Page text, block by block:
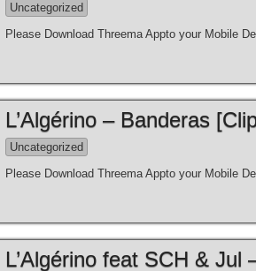
Uncategorized
Please Download Threema Appto your Mobile
L’Algérino – Banderas
Uncategorized
Please Download Threema Appto your Mobile
L’Algérino feat SCH &